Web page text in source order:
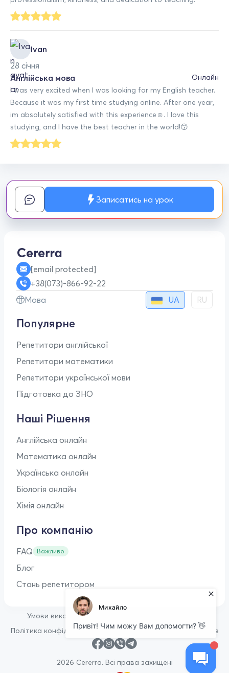
Ivan
28 січня
Онлайн
Англійська мова
I was very excited when I was looking for my English teacher.
Because it was my first time studying online. After one year,
im absolutely satisfied with this experience☺️. I love this
studying, and I have the best teacher in the world!😙
Записатись на урок
[email protected]
+38(073)-866-92-22
Мова
UA RU
Популярне
Репетитори англійської
Репетитори математики
Репетитори української мови
Підготовка до ЗНО
Наші Рішення
Англійська онлайн
Математика онлайн
Українська онлайн
Біологія онлайн
Хімія онлайн
Про компанію
FAQ Важливо
Блог
Стань репетитором
2026 Cererra. Всі права захищені
Умови використання
Політика конфіденційності • Політика щодо файлів cookie